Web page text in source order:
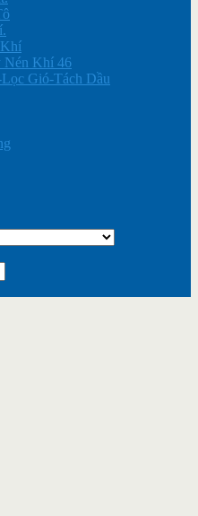
Nén Khí 46
Gió-Tách Dầu